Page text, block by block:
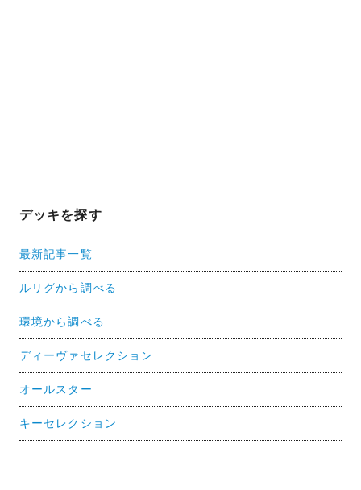
デッキを探す
最新記事一覧
ルリグから調べる
環境から調べる
ディーヴァセレクション
オールスター
キーセレクション